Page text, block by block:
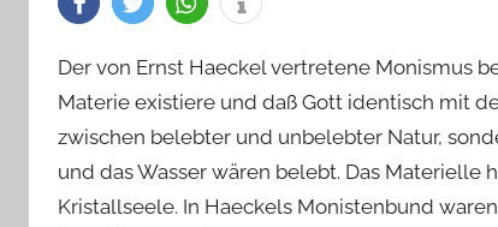
Der von Ernst Haeckel vertretene Monismus
Materie existiere und daß Gott identisch mit
zwischen belebter und unbelebter Natur,
und das Wasser wären belebt. Das Materielle
Kristallseele. In Haeckels Monistenbund